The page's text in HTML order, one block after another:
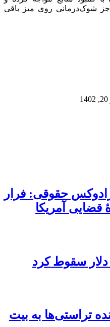
شوک‌درمانی روی میز باقی
حقوقی: فرار
قضایی آمریکا
تراستی‌ها به بیت